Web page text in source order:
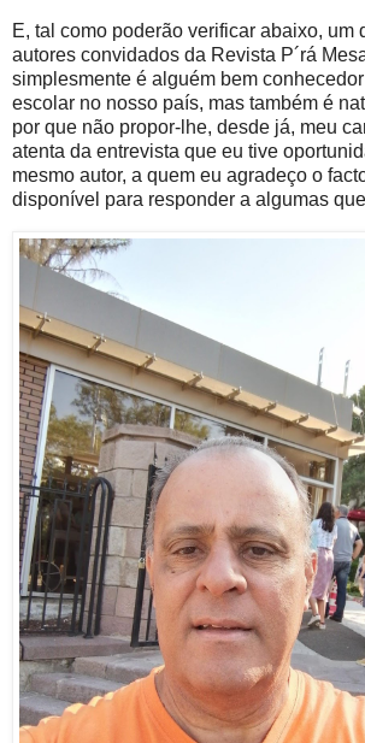
E, tal como poderão verificar abaixo, um
autores convidados da Revista P´rá
simplesmente é alguém bem
escolar no nosso país, mas também é
por que não propor-lhe, desde já, meu
atenta da entrevista que eu tive
mesmo autor, a quem eu agradeço o
disponível para responder a algumas